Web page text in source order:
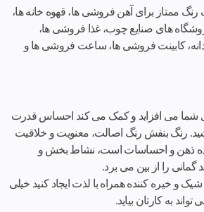
ممتاز برای آهن فروشی ها، قهوه خانه ها،
های صنایع چوب، غذا فروشی ها،
کابینت فروشی ها، ساعت فروشی ها و
شما می افزاید و کمک می کند احساس قدرت
رنگ بنفش رنگ اصالت، معنویت و خلاقیت
ذهن و احساسات است، نشاط بخش و
را از بین می برد.
و خیره کننده همراه با لذت ایجاد کنید خیلی
به کارتان بیاید.